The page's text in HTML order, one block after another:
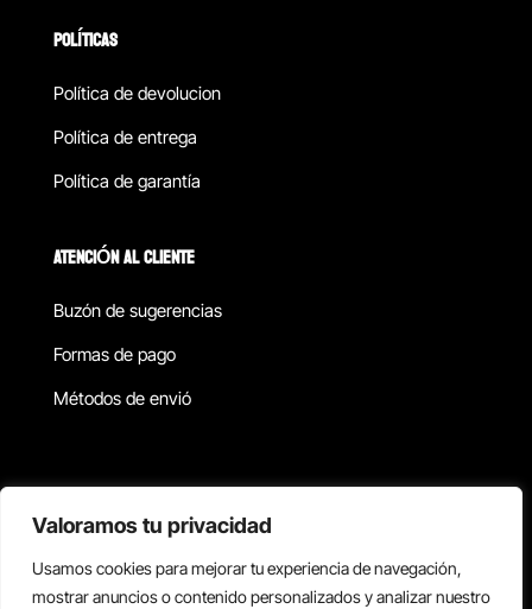
Valoramos tu privacidad
Usamos cookies para mejorar tu experiencia de navegación,
mostrar anuncios o contenido personalizados y analizar nuestro
POLÍTICAS
Política de devolucion
Política de entrega
Política de garantía
ATENCIÓN AL CLIENTE
Buzón de sugerencias
Formas de pago
Métodos de envió
Copyright © 2026 Reisix. Todos los derechos reservados.